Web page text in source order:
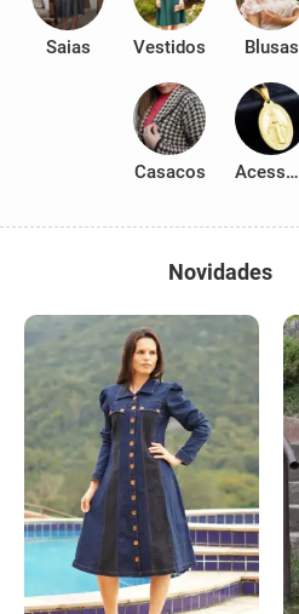
Saias Vestidos Blusas
Casacos Acessórios
Novidades